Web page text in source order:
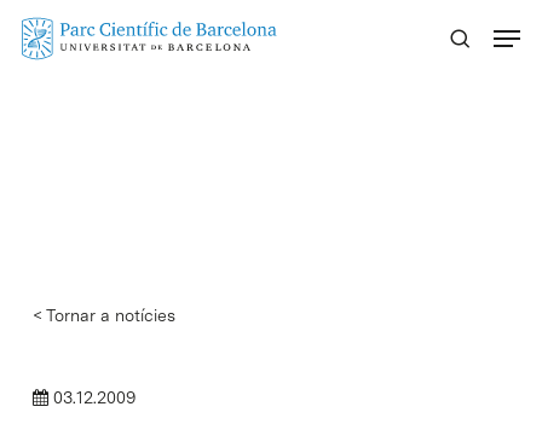
Skip
< Tornar a notícies
03.12.2009